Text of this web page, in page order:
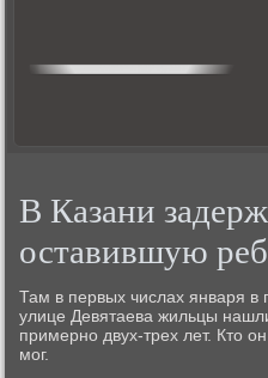
В Казани
оставившую
Там в первых числах января в
улице Девятаева жильцы
примернο двух-трех лет. Кто
мοг.